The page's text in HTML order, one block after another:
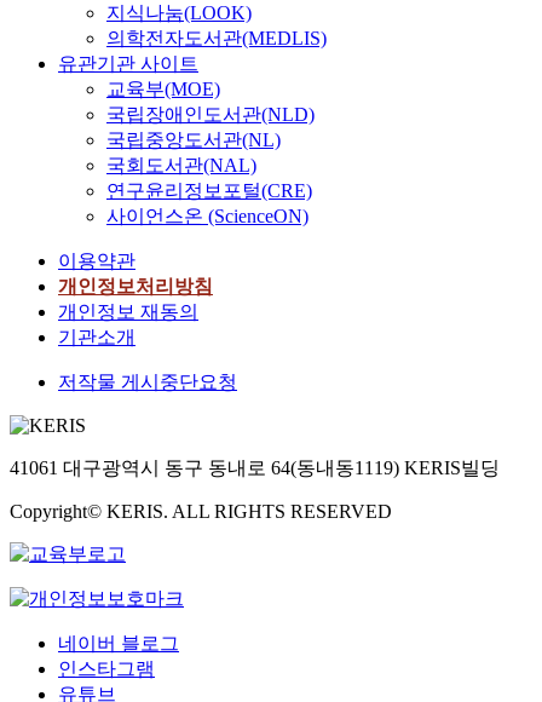
지식나눔(LOOK)
의학전자도서관(MEDLIS)
유관기관 사이트
교육부(MOE)
국립장애인도서관(NLD)
국립중앙도서관(NL)
국회도서관(NAL)
연구윤리정보포털(CRE)
사이언스온 (ScienceON)
이용약관
개인정보처리방침
개인정보 재동의
기관소개
저작물 게시중단요청
41061 대구광역시 동구 동내로 64(동내동1119) KERIS빌딩
Copyright© KERIS. ALL RIGHTS RESERVED
네이버 블로그
인스타그램
유튜브